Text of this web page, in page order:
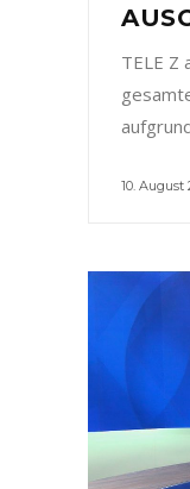
TELE Z
10. August